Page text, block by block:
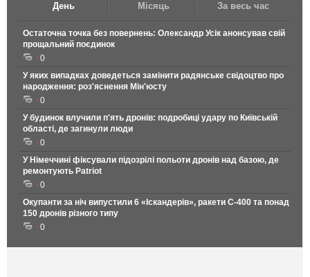
День Місяць За весь час
Остаточна точка без повернень: Олександр Усік анонсував свій
прощальний поєдинок
0
У яких випадках доведеться замінити радянське свідоцтво про
народження: роз'яснення Мін'юсту
0
У будинок влучили п'ять дронів: подробиці удару по Київській
області, де загинули люди
0
У Німеччині фіксували підозрілі польоти дронів над базою, де
ремонтують Patriot
0
Окупанти за ніч випустили 6 «Іскандерів», ракети С-400 та понад
150 дронів різного типу
0